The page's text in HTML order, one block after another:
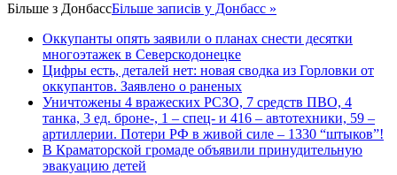
Більше з ДонбассБільше записів у Донбасс »
Оккупанты опять заявили о планах снести десятки
многоэтажек в Северскодонецке
Цифры есть, деталей нет: новая сводка из Горловки от
оккупантов. Заявлено о раненых
Уничтожены 4 вражеских РСЗО, 7 средств ПВО, 4
танка, 3 ед. броне-, 1 – спец- и 416 – автотехники, 59 –
артиллерии. Потери РФ в живой силе – 1330 “штыков”!
В Краматорской громаде объявили принудительную
эвакуацию детей